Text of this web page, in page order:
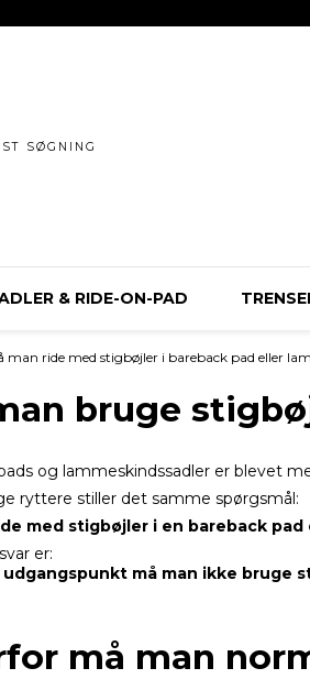
& RIDE-ON-PAD
man ride med stigbøjler i bareback pad eller
bruge
og lammeskindssadler er blevet
ryttere stiller det samme spørgsmål:
med stigbøjler i en bareback
er:
udgangspunkt må man ikke bruge
må man